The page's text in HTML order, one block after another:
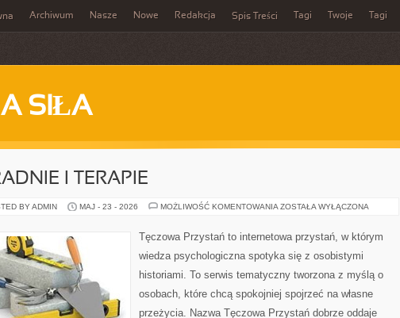
Archiwum Nasze Nowe Redakcja Spis Treści Tagi Twoje Tagi
SIŁA
I TERAPIE
BY ADMIN MAJ - 23 - 2026 MOŻLIWOŚĆ KOMENTOWANIA PORADNIE
ZOSTAŁA WYŁĄCZONA
Tęczowa Przystań to internetowa przystań, w którym
wiedza psychologiczna spotyka się z osobistymi
historiami. To serwis tematyczny tworzona z myślą o
osobach, które chcą spokojniej spojrzeć na własne
przeżycia. Nazwa Tęczowa Przystań dobrze oddaje